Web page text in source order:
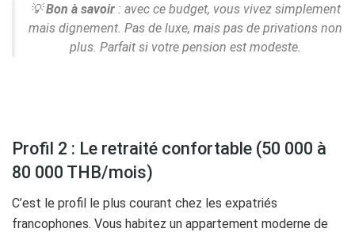
💡Bon à savoir : avec ce budget, vous vivez simplement
mais dignement. Pas de luxe, mais pas de privations non
plus. Parfait si votre pension est modeste.
Profil 2 : Le retraité confortable (50 000 à
80 000 THB/mois)
C’est le profil le plus courant chez les expatriés
francophones. Vous habitez un appartement moderne de